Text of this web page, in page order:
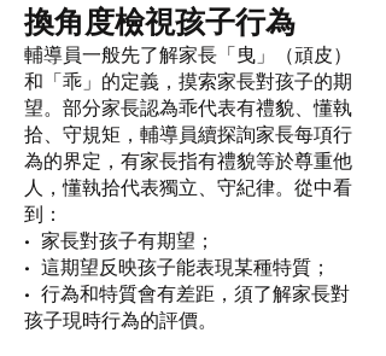
換角度檢視孩子行為
輔導員一般先了解家長「曳」（頑皮）
和「乖」的定義，摸索家長對孩子的期
望。部分家長認為乖代表有禮貌、懂執
拾、守規矩，輔導員續探詢家長每項行
為的界定，有家長指有禮貌等於尊重他
人，懂執拾代表獨立、守紀律。從中看
到：
• 家長對孩子有期望；
• 這期望反映孩子能表現某種特質；
• 行為和特質會有差距，須了解家長對
孩子現時行為的評價。